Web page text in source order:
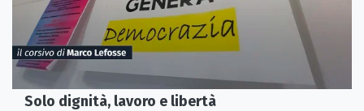
Solo dignità, lavoro e libertà